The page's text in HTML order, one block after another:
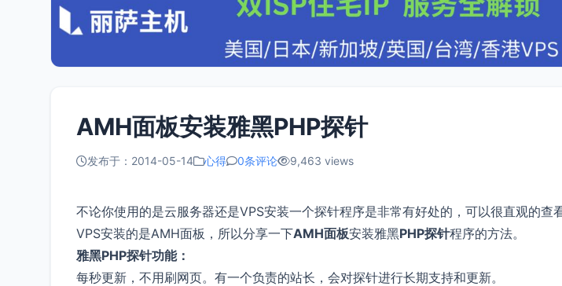
AMH面板安装雅黑PHP探针
发布于：2014-05-14 心得 0条评论 9,463 views
不论你使用的是云服务器还是VPS安装一个探针程序是非常有好处的，可以很直观的查
VPS安装的是AMH面板，所以分享一下AMH面板安装雅黑PHP探针程序的方法。
雅黑PHP探针功能：
每秒更新，不用刷网页。有一个负责的站长，会对探针进行长期支持和更新。